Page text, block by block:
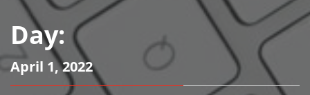
Day:
April 1, 2022